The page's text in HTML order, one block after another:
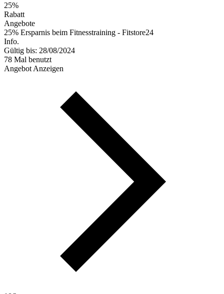
25%
Rabatt
Angebote
25% Ersparnis beim Fitnesstraining - Fitstore24
Info.
Gültig bis: 28/08/2024
78 Mal benutzt
Angebot Anzeigen